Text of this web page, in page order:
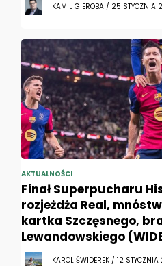
KAMIL GIEROBA / 25
AKTUALNOŚCI
Finał Superpucharu
rozjeżdża Real,
kartka Szczęsnego,
Lewandowskiego
KAROL ŚWIDEREK / 12